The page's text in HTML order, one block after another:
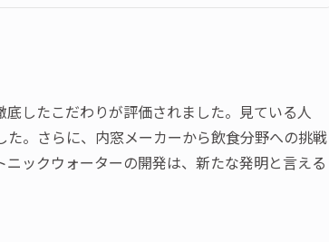
したこだわりが評価されました。見ている人
。さらに、内窓メーカーから飲食分野への挑戦
ックウォーターの開発は、新たな発明と言える